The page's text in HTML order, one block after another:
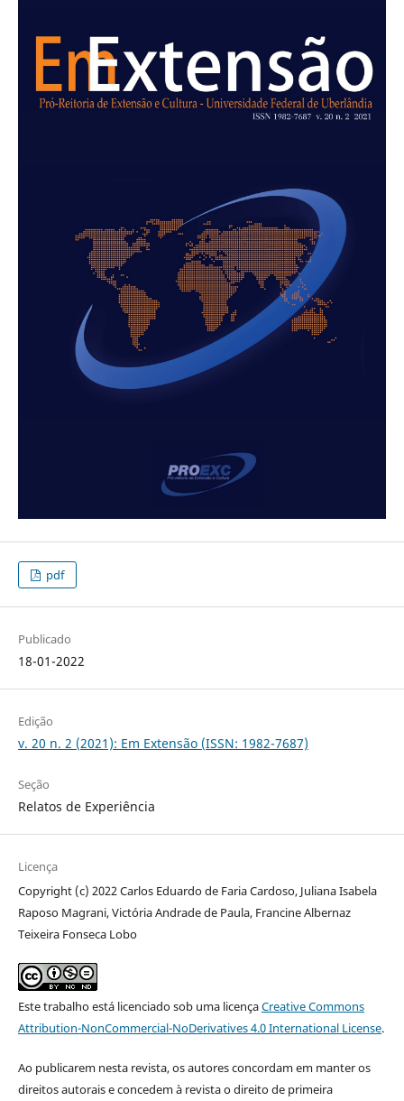
pdf
Publicado
18-01-2022
Edição
v. 20 n. 2 (2021): Em Extensão (ISSN: 1982-7687)
Seção
Relatos de Experiência
Licença
Copyright (c) 2022 Carlos Eduardo de Faria Cardoso, Juliana Isabela
Raposo Magrani, Victória Andrade de Paula, Francine Albernaz
Teixeira Fonseca Lobo
Este trabalho está licenciado sob uma licençaCreative Commons
Attribution-NonCommercial-NoDerivatives 4.0 International License.
Ao publicarem nesta revista, os autores concordam em manter os
direitos autorais e concedem à revista o direito de primeira